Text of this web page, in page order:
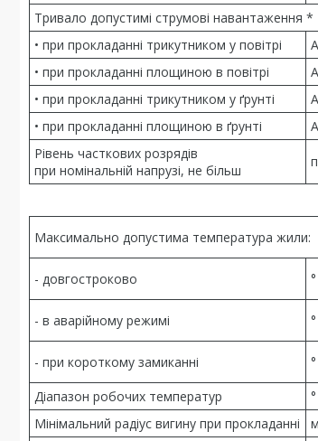
Тривало допустимі струмові навантаження *
• при прокладанні трикутником у повітрі
А
• при прокладанні площиною в повітрі
А
• при прокладанні трикутником у ґрунті
А
• при прокладанні площиною в ґрунті
А
Рівень часткових розрядів
при номінальній напрузі, не більш
Максимально допустима температура жили:
- довгостроково
- в аварійному режимі
- при короткому замиканні
Діапазон робочих температур
Мінімальний радіус вигину при прокладанні